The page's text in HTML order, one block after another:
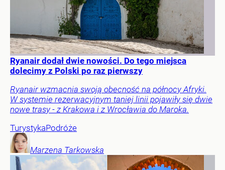
Ryanair dodał dwie nowości. Do tego miejsca
dolecimy z Polski po raz pierwszy
Ryanair wzmacnia swoją obecność na północy Afryki.
W systemie rezerwacyjnym taniej linii pojawiły się dwie
nowe trasy - z Krakowa i z Wrocławia do Maroka.
TurystykaPodróże
Marzena Tarkowska